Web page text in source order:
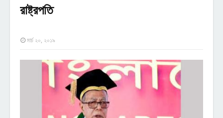
রাষ্ট্রপতি
মার্চ ২০, ২০১৯